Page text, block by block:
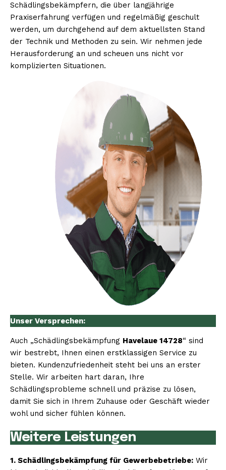
Schädlingsbekämpfern, die über langjährige
Praxiserfahrung verfügen und regelmäßig geschult
werden, um durchgehend auf dem aktuellsten Stand
der Technik und Methoden zu sein. Wir nehmen jede
Herausforderung an und scheuen uns nicht vor
komplizierten Situationen.
Unser Versprechen:
Auch „Schädlingsbekämpfung Havelaue 14728“ sind
wir bestrebt, Ihnen einen erstklassigen Service zu
bieten. Kundenzufriedenheit steht bei uns an erster
Stelle. Wir arbeiten hart daran, Ihre
Schädlingsprobleme schnell und präzise zu lösen,
damit Sie sich in Ihrem Zuhause oder Geschäft wieder
wohl und sicher fühlen können.
Weitere Leistungen
1. Schädlingsbekämpfung für Gewerbebetriebe: Wir